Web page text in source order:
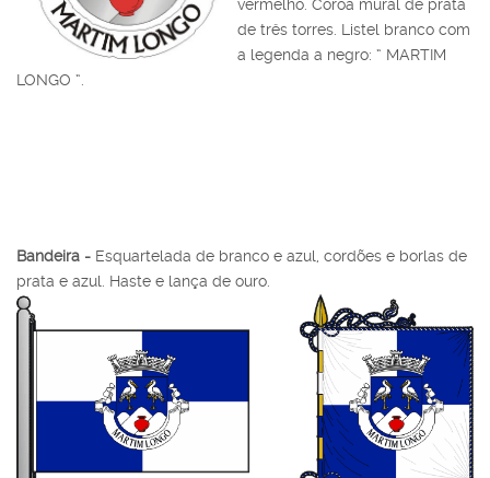
vermelho. Coroa mural de prata
de três torres. Listel branco com
a legenda a negro: “ MARTIM
LONGO “.
Bandeira - Esquartelada de branco e azul, cordões e borlas de
prata e azul. Haste e lança de ouro.